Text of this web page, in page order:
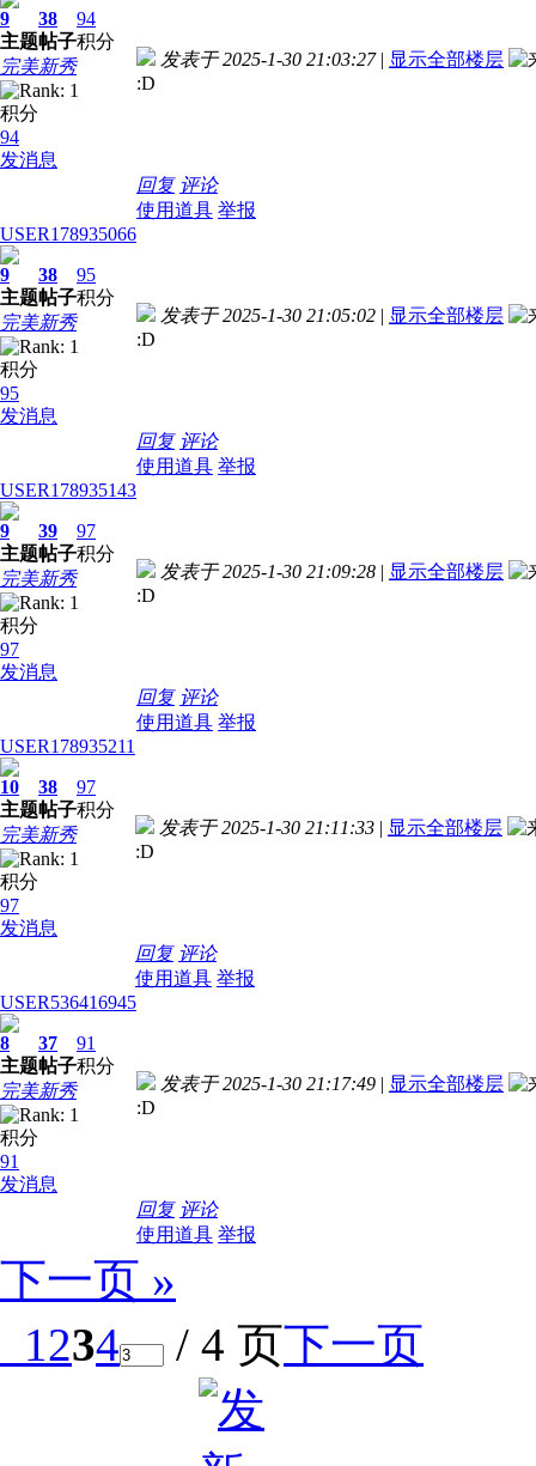
9
主题
38
帖子
94
积分
完美新秀
积分
94
发消息
发表于 2025-1-30 21:03:27 | 显示全部楼层
:D
回复 评论
使用道具 举报
USER178935066
9
主题
38
帖子
95
积分
完美新秀
积分
95
发消息
发表于 2025-1-30 21:05:02 | 显示全部楼层
:D
回复 评论
使用道具 举报
USER178935143
9
主题
39
帖子
97
积分
完美新秀
积分
97
发消息
发表于 2025-1-30 21:09:28 | 显示全部楼层
:D
回复 评论
使用道具 举报
USER178935211
10
主题
38
帖子
97
积分
完美新秀
积分
97
发消息
发表于 2025-1-30 21:11:33 | 显示全部楼层
:D
回复 评论
使用道具 举报
USER536416945
8
主题
37
帖子
91
积分
完美新秀
积分
91
发消息
发表于 2025-1-30 21:17:49 | 显示全部楼层
:D
回复 评论
使用道具 举报
下一页 »
1234 / 4 页下一页